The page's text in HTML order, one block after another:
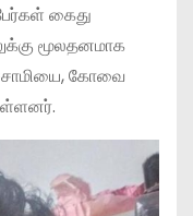
கைது
மூலதனமாக
கோவை